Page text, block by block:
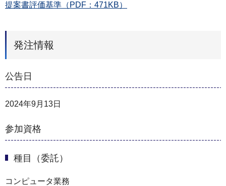
提案書評価基準（PDF：471KB）
発注情報
公告日
2024年9月13日
参加資格
種目（委託）
コンピュータ業務